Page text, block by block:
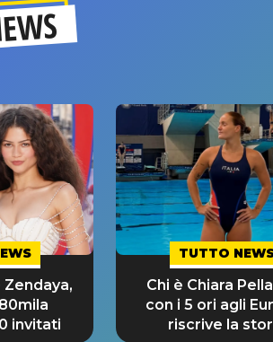
invitati
TUTTO
Chi è Chiara
con i 5 ori agli
riscrive la